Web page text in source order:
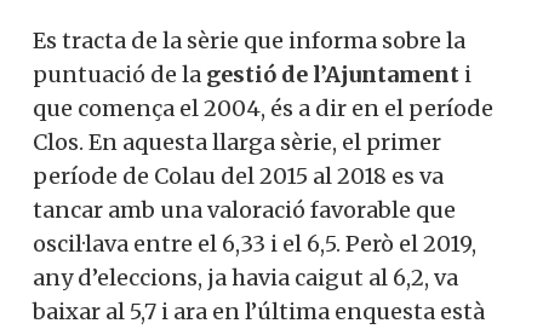
Es tracta de la sèrie que informa sobre la
puntuació de la gestió de l’Ajuntament i
que comença el 2004, és a dir en el període
Clos. En aquesta llarga sèrie, el primer
període de Colau del 2015 al 2018 es va
tancar amb una valoració favorable que
oscil·lava entre el 6,33 i el 6,5. Però el 2019,
any d’eleccions, ja havia caigut al 6,2, va
baixar al 5,7 i ara en l’última enquesta està